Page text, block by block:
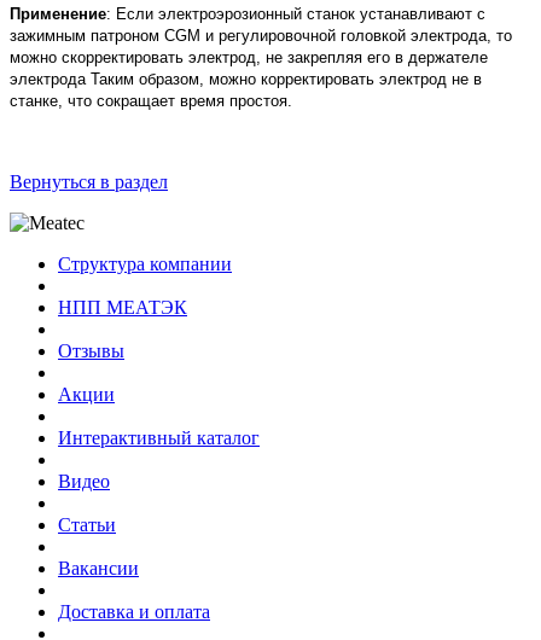
Применение: Если электроэрозионный станок устанавливают с
зажимным патроном CGM и регулировочной головкой электрода, то
можно скорректировать электрод, не закрепляя его в держателе
электрода Таким образом, можно корректировать электрод не в
станке, что сокращает время простоя.
Вернуться в раздел
Структура компании
НПП МЕАТЭК
Отзывы
Акции
Интерактивный каталог
Видео
Статьи
Вакансии
Доставка и оплата